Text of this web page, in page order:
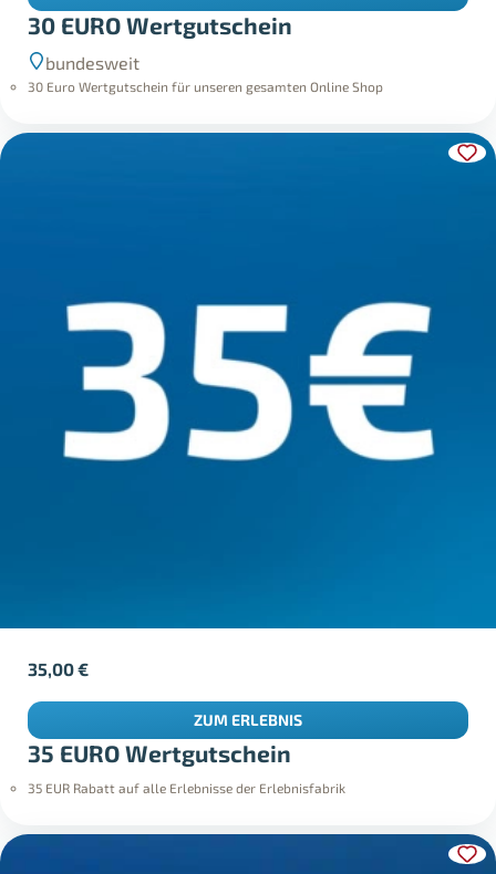
30 EURO Wertgutschein
bundesweit
30 Euro Wertgutschein für unseren gesamten Online Shop
35 EURO Wertgutschein
35 EUR Rabatt auf alle Erlebnisse der Erlebnisfabrik
35,00€
ZUM ERLEBNIS